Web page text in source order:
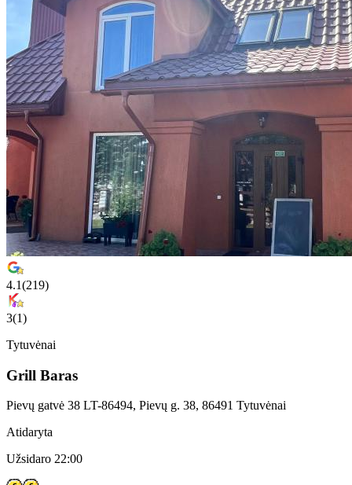
4.1(219)
3(1)
Tytuvėnai
Grill Baras
Pievų gatvė 38 LT-86494, Pievų g. 38, 86491 Tytuvėnai
Atidaryta
Užsidaro 22:00